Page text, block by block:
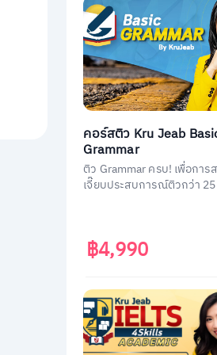
คอร์สติว Kru Jeab
Grammar
ติว Grammar ครบ! เพื่อกา
เจี๊ยบประสบการณ์ติวกว่า
฿4,990